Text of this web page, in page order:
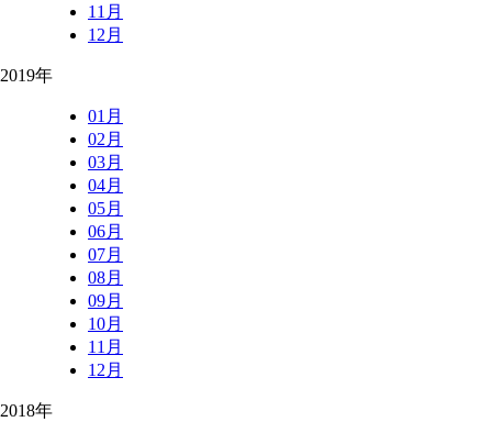
11月
12月
2019年
01月
02月
03月
04月
05月
06月
07月
08月
09月
10月
11月
12月
2018年